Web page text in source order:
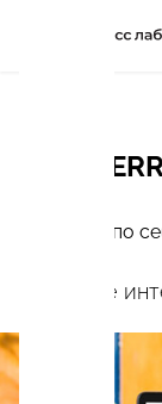
Ресторан по
Создание